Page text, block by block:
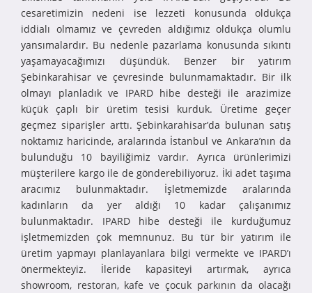
cesaretimizin nedeni ise lezzeti konusunda oldukça
iddialı olmamız ve çevreden aldığımız oldukça olumlu
yansımalardır. Bu nedenle pazarlama konusunda sıkıntı
yaşamayacağımızı düşündük. Benzer bir yatırım
Şebinkarahisar ve çevresinde bulunmamaktadır. Bir ilk
olmayı planladık ve IPARD hibe desteği ile arazimize
küçük çaplı bir üretim tesisi kurduk. Üretime geçer
geçmez siparişler arttı. Şebinkarahisar’da bulunan satış
noktamız haricinde, aralarında İstanbul ve Ankara’nın da
bulunduğu 10 bayiliğimiz vardır. Ayrıca ürünlerimizi
müşterilere kargo ile de gönderebiliyoruz. İki adet taşıma
aracımız bulunmaktadır. İşletmemizde aralarında
kadınların da yer aldığı 10 kadar çalışanımız
bulunmaktadır. IPARD hibe desteği ile kurduğumuz
işletmemizden çok memnunuz. Bu tür bir yatırım ile
üretim yapmayı planlayanlara bilgi vermekte ve IPARD’ı
önermekteyiz. İleride kapasiteyi artırmak, ayrıca
showroom, restoran, kafe ve çocuk parkının da olacağı